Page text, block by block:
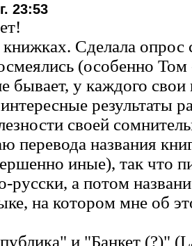
23:53
книжках. Сделала
(особенно
бывает, у каждого
результаты
своей
перевода названия
иные), так что
а потом
на котором мне об
и "Банкет (?)"